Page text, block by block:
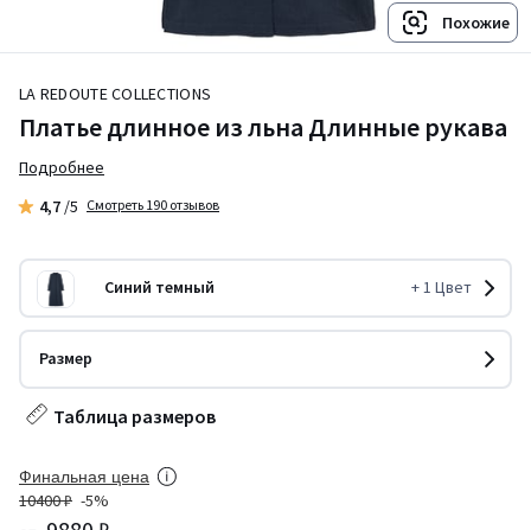
Похожие
LA REDOUTE COLLECTIONS
Платье длинное из льна Длинные рукава
Подробнее
4,7 /5 Смотреть 190 отзывов
Cиний темный +1 Цвет
Размер
Таблица размеров
Финальная цена
10400 ₽ -5%